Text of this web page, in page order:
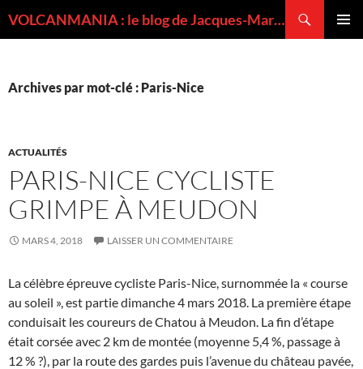
VOLCANMANIA : le blog de Jacques-Marie BARDINTZEFF, volcanologue
Archives par mot-clé : Paris-Nice
ACTUALITÉS
PARIS-NICE CYCLISTE
GRIMPE À MEUDON
MARS 4, 2018 LAISSER UN COMMENTAIRE
La célèbre épreuve cycliste Paris-Nice, surnommée la « course
au soleil », est partie dimanche 4 mars 2018. La première étape
conduisait les coureurs de Chatou à Meudon. La fin d’étape
était corsée avec 2 km de montée (moyenne 5,4 %, passage à
12 % ?), par la route des gardes puis l’avenue du château pavée,